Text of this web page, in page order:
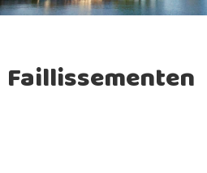
Faillissementen